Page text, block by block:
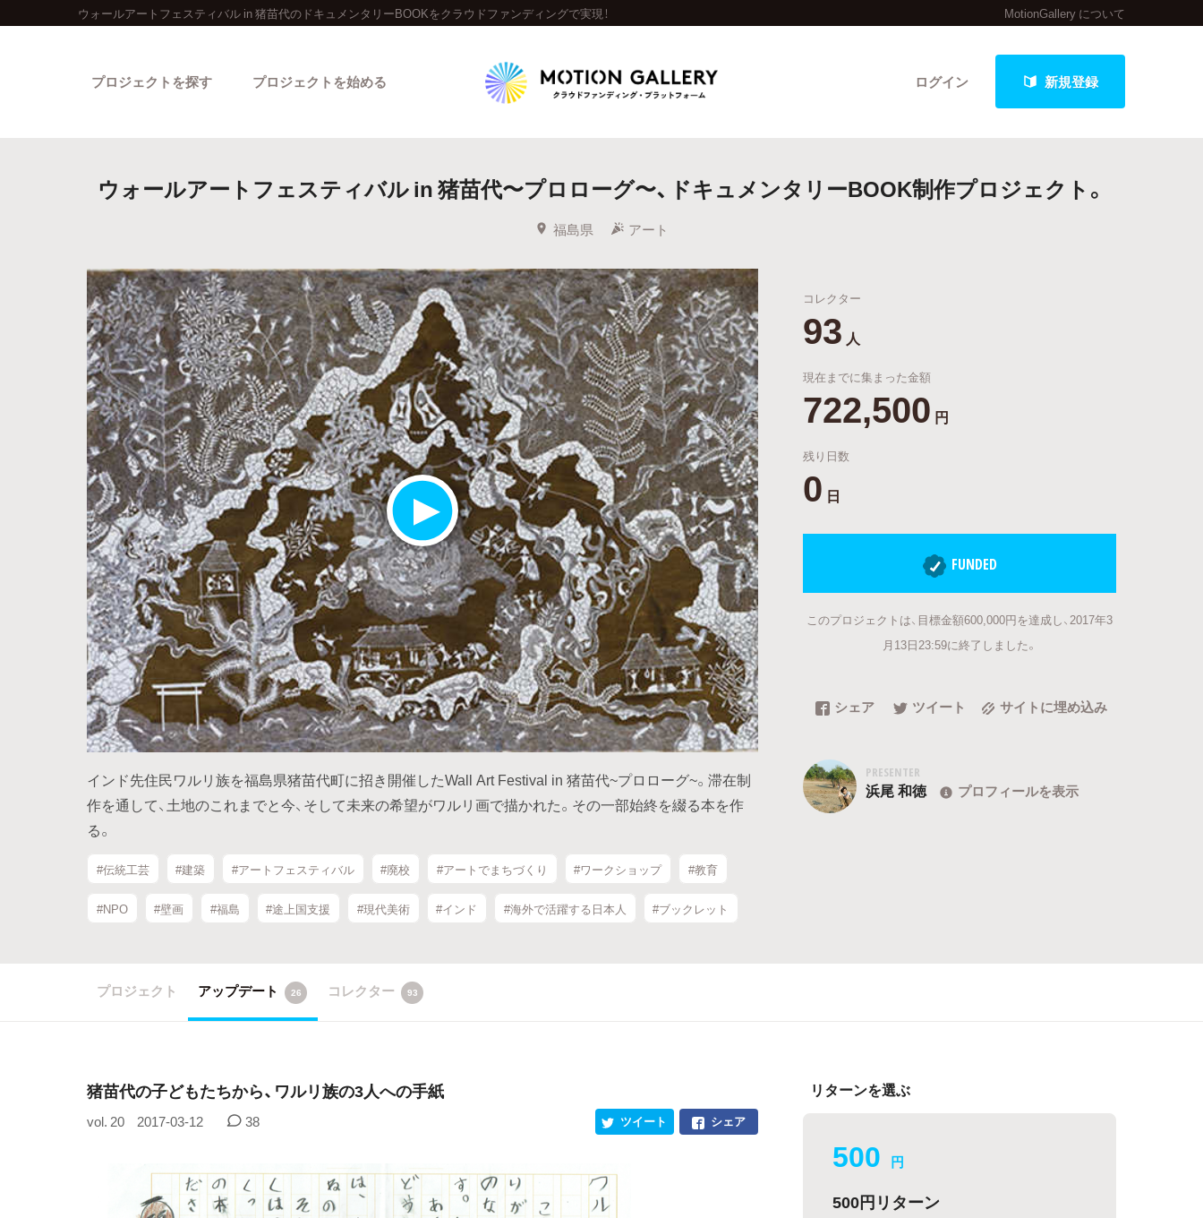
ウォールアートフェスティバル in 猪苗代のドキュメンタリーBOOKをクラウドファンディングで実現！ MotionGallery について
ログイン 新規登録
プロジェクトを探す
人気のプロジェクト 新着プロジェクト 終了間近のプロジェクト
Feature
カテゴリーから探す タグから探す キュレーターから探す 特集から探す 最新進捗報告から探す
Legendary
最新達成プロジェクト 調達額が大きいプロジェクト
プロジェクトを始める
ウォールアートフェスティバル in 猪苗代〜プロローグ〜、ドキュメンタリーBOOK制作プロジェクト。
福島県 アート
インド先住民ワルリ族を福島県猪苗代町に招き開催したWall Art Festival in 猪苗代~プロローグ~。滞在制
作を通して、土地のこれまでと今、そして未来の希望がワルリ画で描かれた。その一部始終を綴る本を作
る。
#伝統工芸 #建築 #アートフェスティバル #廃校 #アートでまちづくり #ワークショップ #教育
#NPO #壁画 #福島 #途上国支援 #現代美術 #インド #海外で活躍する日本人 #ブックレット
コレクター
93 人
現在までに集まった金額
722,500 円
残り日数
0 日
FUNDED
このプロジェクトは、目標金額600,000円を達成し、2017年3
月13日23:59に終了しました。
シェア ツイート サイトに埋め込み
PRESENTER
浜尾 和徳 プロフィールを表示
プロジェクト アップデート 26 コレクター 93
猪苗代の子どもたちから、ワルリ族の3人への手紙
vol. 20 2017-03-12 38 シェア
ツイート
リターンを選ぶ
500 円
500円リターン